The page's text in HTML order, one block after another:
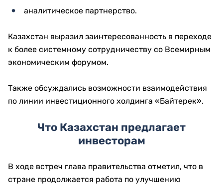
аналитическое партнерство.
Казахстан выразил заинтересованность в переходе
к более системному сотрудничеству со Всемирным
экономическим форумом.
Также обсуждались возможности взаимодействия
по линии инвестиционного холдинга «Байтерек».
Что Казахстан предлагает
инвесторам
В ходе встреч глава правительства отметил, что в
стране продолжается работа по улучшению